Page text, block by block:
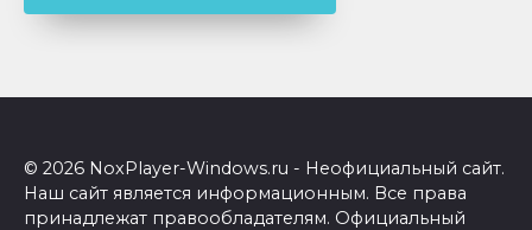
© 2026 NoxPlayer-Windows.ru - Неофициальный сайт.
Наш сайт является информационным. Все права
принадлежат правообладателям. Официальный